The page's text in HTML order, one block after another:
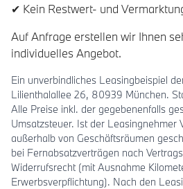
✔ Kein Restwert- und
Auf Anfrage erstellen wir Ihnen
individuelles Angebot.
Ein unverbindliches Leasingbeispiel
Lilienthalallee 26, 80939 München.
Alle Preise inkl. der gegebenenfalls
Umsatzsteuer. Ist der Leasingnehmer
außerhalb von Geschäftsräumen
bei Fernabsatzverträgen nach
Widerrufsrecht (mit Ausnahme
Erwerbsverpflichtung). Nach den